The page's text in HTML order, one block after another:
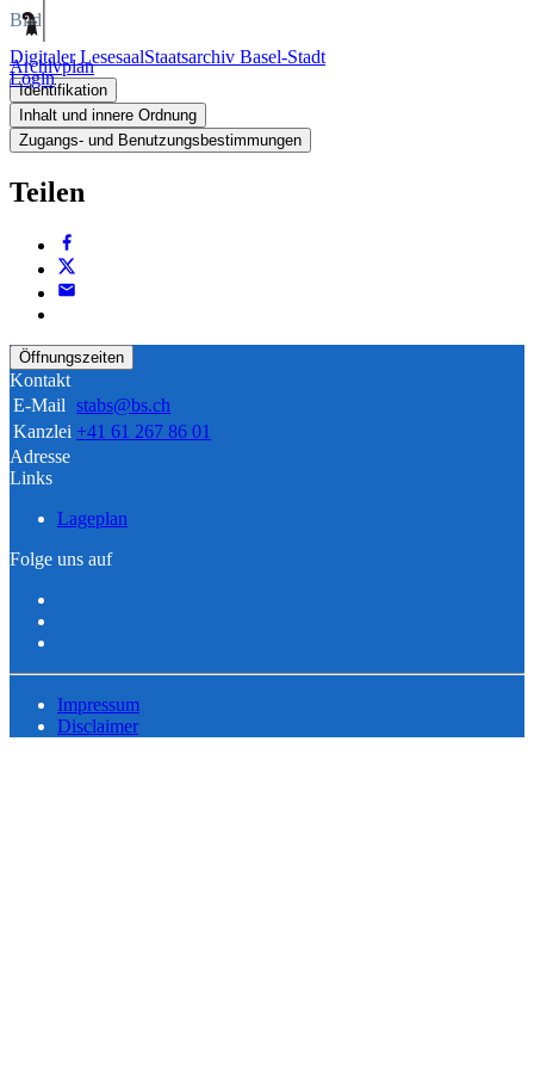
Digitaler LesesaalStaatsarchiv Basel-Stadt
Login
Bild
Archivplan
Identifikation
Inhalt und innere Ordnung
Zugangs- und Benutzungsbestimmungen
Teilen
Öffnungszeiten
Kontakt
E-Mail stabs@bs.ch
Kanzlei +41 61 267 86 01
Adresse
Links
Lageplan
Folge uns auf
Impressum
Disclaimer